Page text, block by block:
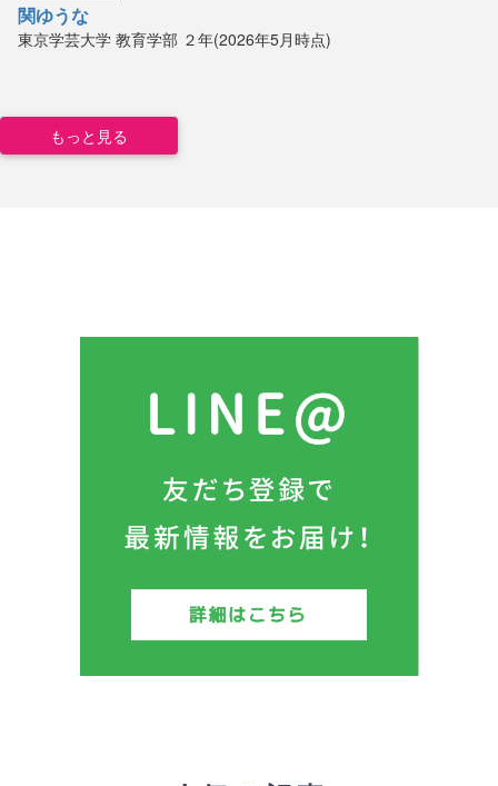
関ゆうな
東京学芸大学 教育学部 ２年(2026年5月時点)
もっと見る